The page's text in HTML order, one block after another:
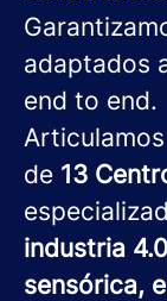
adaptados
end to end.
de 13
industria
sensórica,